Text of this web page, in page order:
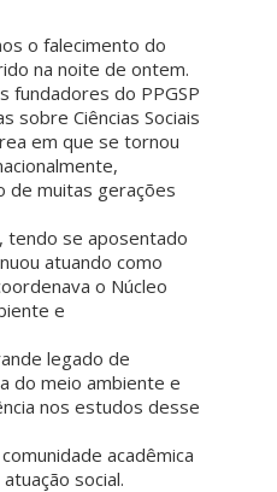
o falecimento do
na noite de ontem.
fundadores do PPGSP
sobre Ciências Sociais
em que se tornou
de muitas gerações
tendo se aposentado
atuando como
o Núcleo
e
legado de
do meio ambiente e
nos estudos desse
acadêmica
social.